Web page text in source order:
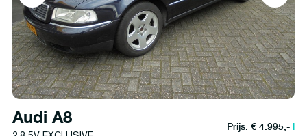
Audi A8 Prijs: € 4.995,-l